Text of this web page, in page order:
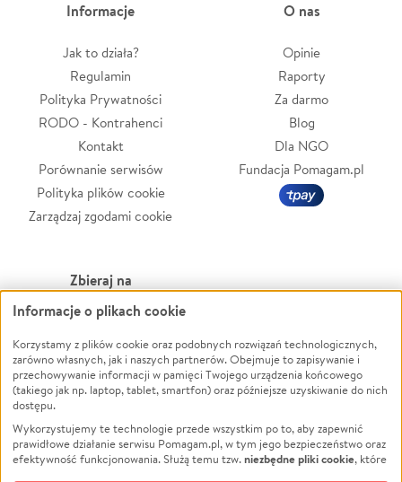
Informacje
Jak to działa?
Regulamin
Polityka Prywatności
RODO - Kontrahenci
Kontakt
Porównanie serwisów
Polityka plików cookie
Zarządzaj zgodami cookie
O nas
Opinie
Raporty
Za darmo
Blog
Dla NGO
Fundacja Pomagam.pl
Zbieraj na
Leczenie
Zwierzęta
Pożar
Ukraina
Pomoc Finansowa
Projekty
Powódź
Wichura
NGO
Edukacja
Podróż
Informacje o plikach cookie
Korzystamy z plików cookie oraz podobnych rozwiązań technologicznych,
zarówno własnych, jak i naszych partnerów. Obejmuje to zapisywanie i
przechowywanie informacji w pamięci Twojego urządzenia końcowego
(takiego jak np. laptop, tablet, smartfon) oraz późniejsze uzyskiwanie do nich
dostępu.
Wykorzystujemy te technologie przede wszystkim po to, aby zapewnić
prawidłowe działanie serwisu Pomagam.pl, w tym jego bezpieczeństwo oraz
efektywność funkcjonowania. Służą temu tzw.niezbędne pliki cookie, które